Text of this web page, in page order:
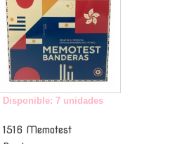
Disponible: 7 unidades
1516 Memotest